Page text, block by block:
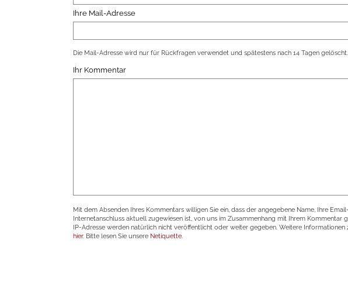
Ihre Mail-Adresse
Die Mail-Adresse wird nur für Rückfragen verwendet und spätestens nach 14 Tagen gelöscht.
Ihr Kommentar
Mit dem Absenden Ihres Kommentars willigen Sie ein, dass der angegebene Name, Ihre
Internetanschluss aktuell zugewiesen ist, von uns im Zusammenhang mit Ihrem Kommentar
IP-Adresse werden natürlich nicht veröffentlicht oder weiter gegeben. Weitere
hier. Bitte lesen Sie unsere Netiquette.